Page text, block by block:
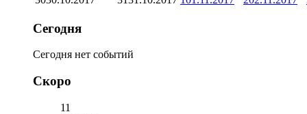
Сегодня
Сегодня нет событий
Скоро
11